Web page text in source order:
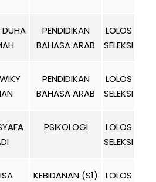
DUHA
PENDIDIKAN
BAHASA ARAB
LOLOS
SELEKSI
PENDIDIKAN
BAHASA ARAB
LOLOS
SELEKSI
PSIKOLOGI
LOLOS
SELEKSI
KEBIDANAN (S1)
LOLOS